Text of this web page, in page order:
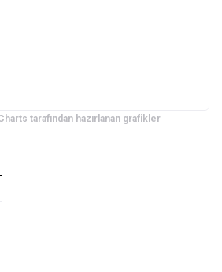
tarafından hazırlanan grafikler